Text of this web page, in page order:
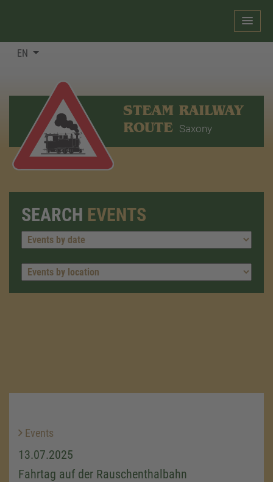
EN
STEAM RAILWAY
ROUTE Saxony
SEARCH EVENTS
Events
13.07.2025
Fahrtag auf der Rauschenthalbahn